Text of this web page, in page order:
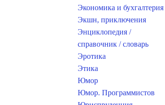
Экономика и бухгалтерия
Экшн, приключения
Энциклопедия /
справочник / словарь
Эротика
Этика
Юмор
Юмор. Программистов